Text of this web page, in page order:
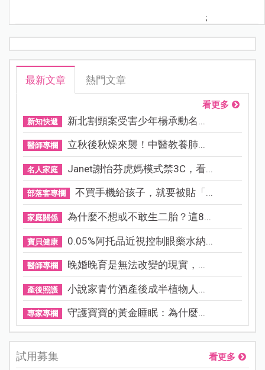
;
最新文章 熱門文章
看更多
新知快遞 新北割頸案受害少年楊承勳名...
醫師專欄 立秋後秋燥來襲！中醫教養肺...
名人家庭 Janet謝怡芬虎媽模式禁3C，看...
部落客專欄 不買手機給孩子，就要被貼「...
家庭關係 為什麼不想或不敢生二胎？這8...
寶貝健康 0.05%阿托品近視控制眼藥水納...
醫師專欄 晚婚晚育是無法改變的現實，...
產後照護 小說家青竹酒產後成半植物人...
專家專欄 守護寶寶的黃金睡眠：為什麼...
試用募集 看更多